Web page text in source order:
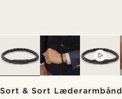
Sort & Sort Læderarmbånd